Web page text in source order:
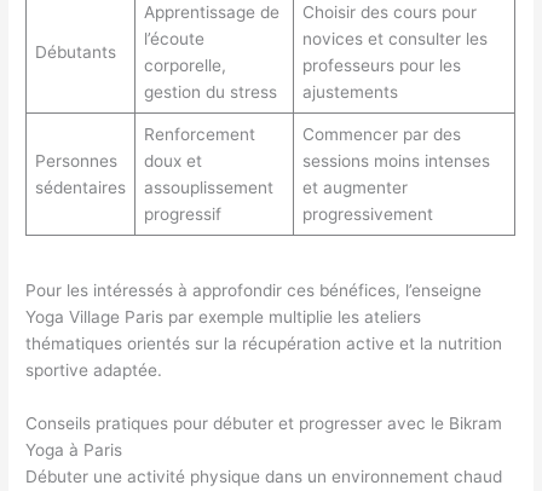
Débutants
Apprentissage de
l’écoute
corporelle,
gestion du stress
Choisir des cours pour
novices et consulter les
professeurs pour les
ajustements
Personnes
sédentaires
Renforcement
doux et
assouplissement
progressif
Commencer par des
sessions moins intenses
et augmenter
progressivement
Pour les intéressés à approfondir ces bénéfices, l’enseigne
Yoga Village Paris par exemple multiplie les ateliers
thématiques orientés sur la récupération active et la nutrition
sportive adaptée.
Conseils pratiques pour débuter et progresser avec le Bikram
Yoga à Paris
Débuter une activité physique dans un environnement chaud